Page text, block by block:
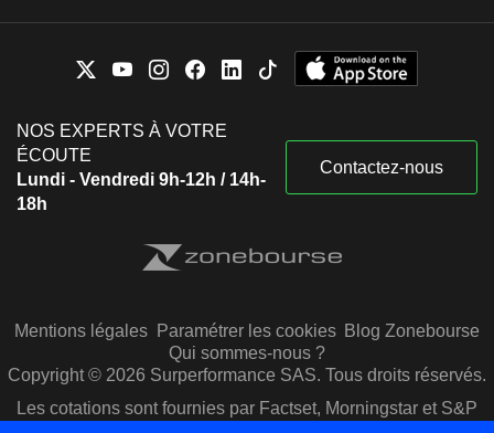
NOS EXPERTS À VOTRE
ÉCOUTE
Lundi - Vendredi 9h-12h / 14h-
18h
Contactez-nous
Mentions légales Paramétrer les cookies Blog Zonebourse
Qui sommes-nous ?
Copyright © 2026 Surperformance SAS. Tous droits réservés.
Les cotations sont fournies par Factset, Morningstar et S&P